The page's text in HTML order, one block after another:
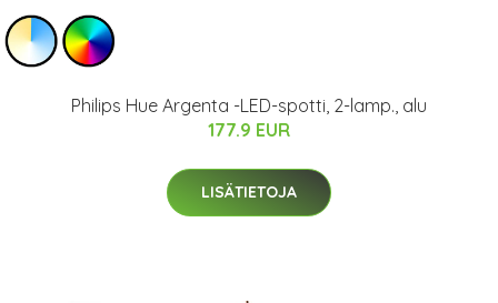
Philips Hue Argenta -LED-spotti, 2-lamp., alu
177.9 EUR
LISÄTIETOJA